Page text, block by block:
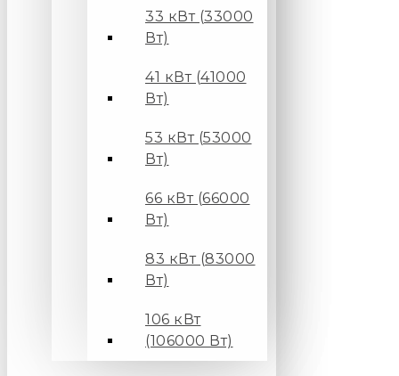
33 кВт (33000
Вт)
41 кВт (41000
Вт)
53 кВт (53000
Вт)
66 кВт (66000
Вт)
83 кВт (83000
Вт)
106 кВт
(106000 Вт)